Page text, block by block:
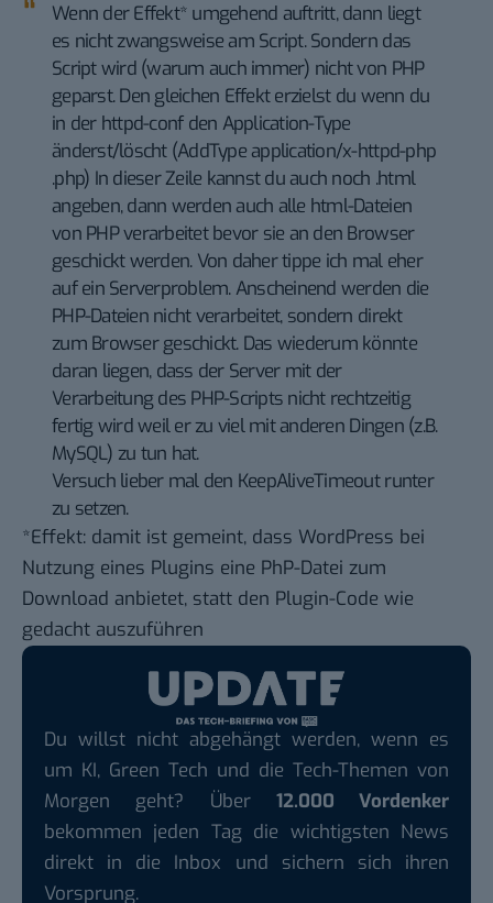
Wenn der Effekt* umgehend auftritt, dann liegt
es nicht zwangsweise am Script. Sondern das
Script wird (warum auch immer) nicht von PHP
geparst. Den gleichen Effekt erzielst du wenn du
in der httpd-conf den Application-Type
änderst/löscht (AddType application/x-httpd-php
.php) In dieser Zeile kannst du auch noch .html
angeben, dann werden auch alle html-Dateien
von PHP verarbeitet bevor sie an den Browser
geschickt werden. Von daher tippe ich mal eher
auf ein Serverproblem. Anscheinend werden die
PHP-Dateien nicht verarbeitet, sondern direkt
zum Browser geschickt. Das wiederum könnte
daran liegen, dass der Server mit der
Verarbeitung des PHP-Scripts nicht rechtzeitig
fertig wird weil er zu viel mit anderen Dingen (z.B.
MySQL) zu tun hat.
Versuch lieber mal den KeepAliveTimeout runter
zu setzen.
*Effekt: damit ist gemeint, dass WordPress bei
Nutzung eines Plugins eine PhP-Datei zum
Download anbietet, statt den Plugin-Code wie
gedacht auszuführen
Du willst nicht abgehängt werden, wenn es
um KI, Green Tech und die Tech-Themen von
Morgen geht? Über 12.000 Vordenker
bekommen jeden Tag die wichtigsten News
direkt in die Inbox und sichern sich ihren
Vorsprung.